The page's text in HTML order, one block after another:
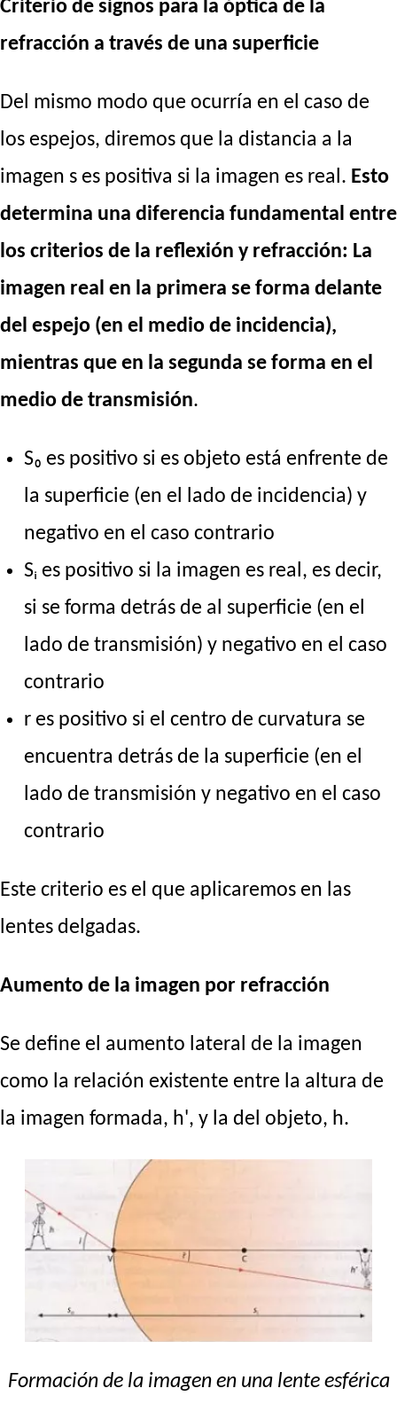
Criterio de signos para la óptica de la
refracción a través de una superficie
Del mismo modo que ocurría en el caso de
los espejos, diremos que la distancia a la
imagen s es positiva si la imagen es real. Esto
determina una diferencia fundamental entre
los criterios de la reflexión y refracción: La
imagen real en la primera se forma delante
del espejo (en el medio de incidencia),
mientras que en la segunda se forma en el
medio de transmisión.
S₀ es positivo si es objeto está enfrente de
la superficie (en el lado de incidencia) y
negativo en el caso contrario
Sᵢ es positivo si la imagen es real, es decir,
si se forma detrás de al superficie (en el
lado de transmisión) y negativo en el caso
contrario
r es positivo si el centro de curvatura se
encuentra detrás de la superficie (en el
lado de transmisión y negativo en el caso
contrario
Este criterio es el que aplicaremos en las
lentes delgadas.
Aumento de la imagen por refracción
Se define el aumento lateral de la imagen
como la relación existente entre la altura de
la imagen formada, h', y la del objeto, h.
Formación de la imagen en una lente esférica